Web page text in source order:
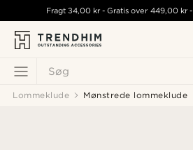
Søg
Fragt34,00 kr - Gratis over 449,00 kr-
Lommeklude Mønstrede lommeklude